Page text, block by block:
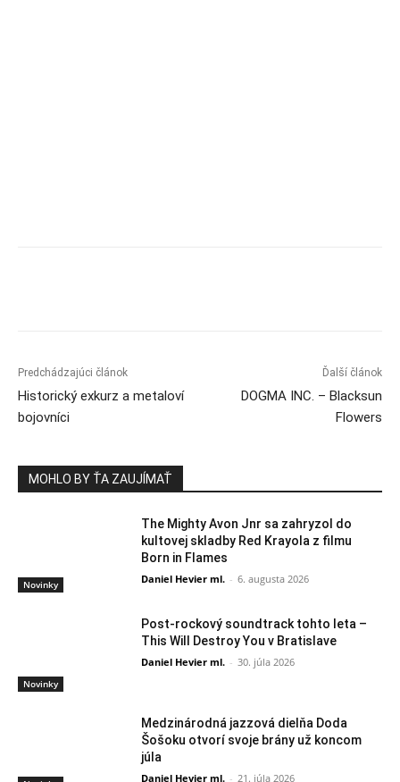
Predchádzajúci článok
Historický exkurz a metaloví
bojovníci
Ďalší článok
DOGMA INC. – Blacksun
Flowers
MOHLO BY ŤA ZAUJÍMAŤ
Novinky
The Mighty Avon Jnr sa zahryzol do
kultovej skladby Red Krayola z filmu
Born in Flames
Daniel Hevier ml. - 6. augusta 2026
Novinky
Post-rockový soundtrack tohto leta –
This Will Destroy You v Bratislave
Daniel Hevier ml. - 30. júla 2026
Medzinárodná jazzová dielňa Doda
Šošoku otvorí svoje brány už koncom
júla
Daniel Hevier ml. - 21. júla 2026